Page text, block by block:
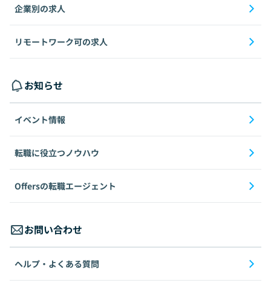
企業別の求人
リモートワーク可の求人
お知らせ
イベント情報
転職に役立つノウハウ
Offersの転職エージェント
お問い合わせ
ヘルプ・よくある質問